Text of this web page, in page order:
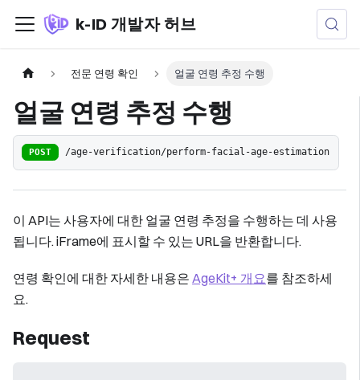
k-ID 개발자 허브
전문 연령 확인 얼굴 연령 추정 수행
얼굴 연령 추정 수행
POST /age-verification/perform-facial-age-estimation
이 API는 사용자에 대한 얼굴 연령 추정을 수행하는 데 사용
됩니다. iFrame에 표시할 수 있는 URL을 반환합니다.
연령 확인에 대한 자세한 내용은 AgeKit+ 개요를 참조하세
요.
Request